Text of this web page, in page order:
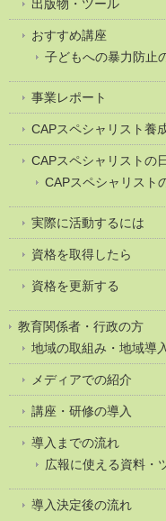
出版物・ツール
おすすめ講座
子どもへの暴力防止
事業レポート
CAPスペシャリスト養
CAPスペシャリストの
CAPスペシャリスト
実際に活動するには
資格を取得したら
資格を更新する
教育関係者・行政の方
地域の取組み・地域導
メディアでの紹介
講座・研修の導入
導入までの流れ
広報に使える資料・
導入決定後の流れ